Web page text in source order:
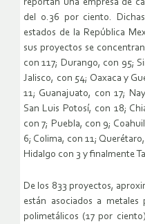
reportan una empresa de
del 0.36 por ciento.
estados de la República
sus proyectos se
con 117; Durango, con 95;
Jalisco, con 54; Oaxaca y
11; Guanajuato, con 17;
San Luis Potosí, con 18;
con 7; Puebla, con 9;
6; Colima, con 11;
Hidalgo con 3 y finalmente
De los 833 proyectos,
están asociados a
polimetálicos (17 por